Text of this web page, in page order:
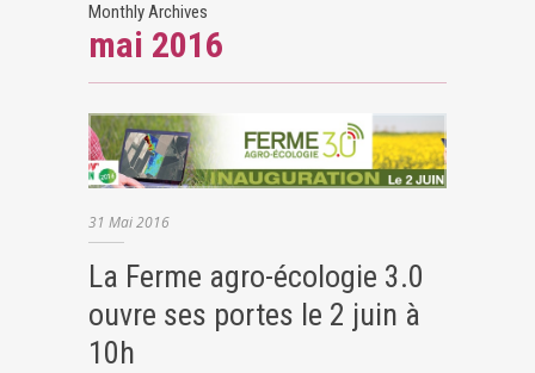
Monthly Archives
mai 2016
31 Mai2016
La Ferme agro-écologie 3.0
ouvre ses portes le 2 juin à
10h